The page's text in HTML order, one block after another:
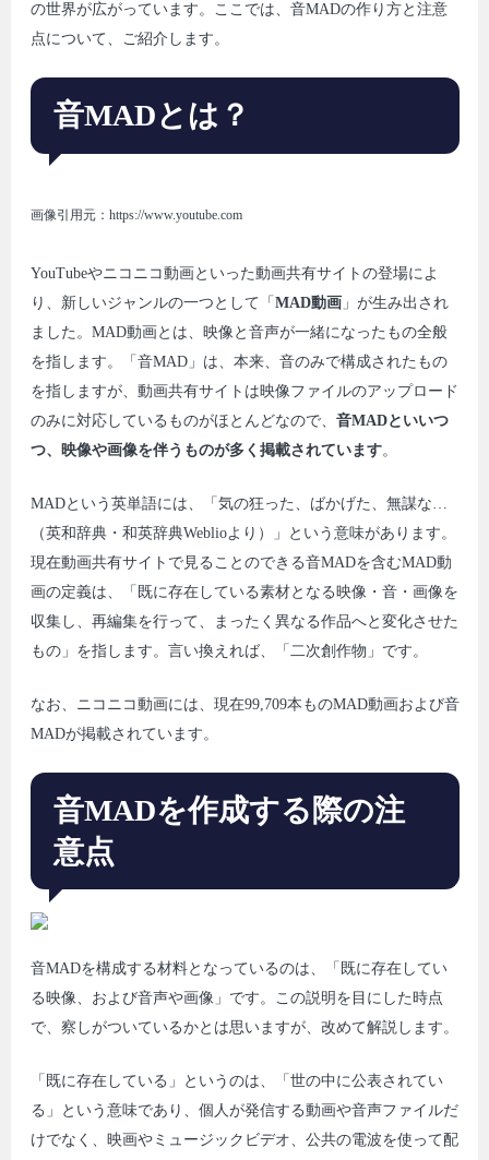
の世界が広がっています。ここでは、音MADの作り方と注意
点について、ご紹介します。
音MADとは？
画像引用元：https://www.youtube.com
YouTubeやニコニコ動画といった動画共有サイトの登場によ
り、新しいジャンルの一つとして「 MAD動画」が生み出され
ました。MAD動画とは、映像と音声が一緒になったもの全般
を指します。「音MAD」は、本来、音のみで構成されたもの
を指しますが、動画共有サイトは映像ファイルのアップロード
のみに対応しているものがほとんどなので、 音MADといいつ
つ、映像や画像を伴うものが多く掲載されています。
MADという英単語には、「気の狂った、ばかげた、無謀な…
（英和辞典・和英辞典Weblioより）」という意味があります。
現在動画共有サイトで見ることのできる音MADを含むMAD動
画の定義は、「既に存在している素材となる映像・音・画像を
収集し、再編集を行って、まったく異なる作品へと変化させた
もの」を指します。言い換えれば、「二次創作物」です。
なお、ニコニコ動画には、現在99,709本ものMAD動画および音
MADが掲載されています。
音MADを作成する際の注
意点
音MADを構成する材料となっているのは、「既に存在してい
る映像、および音声や画像」です。この説明を目にした時点
で、察しがついているかとは思いますが、改めて解説します。
「既に存在している」というのは、「世の中に公表されてい
る」という意味であり、個人が発信する動画や音声ファイルだ
けでなく、映画やミュージックビデオ、公共の電波を使って配